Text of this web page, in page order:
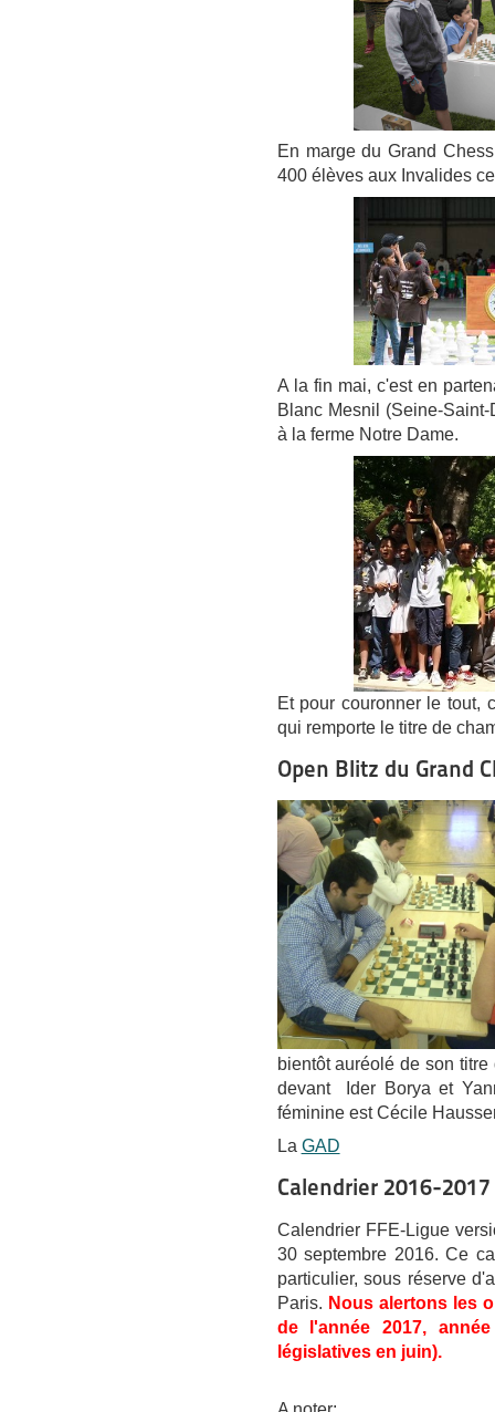
En marge du Grand
400 élèves aux Invalides
A la fin mai, c'est en
Blanc Mesnil (Seine-
à la ferme Notre Dame.
Et pour couronner le tout,
qui remporte le titre de
Open Blitz du Grand
bientôt auréolé de son
devant Ider Borya et
féminine est Cécile
La GAD
Calendrier 2016-2017
Calendrier FFE-Ligue
30 septembre 2016. Ce
particulier, sous réserve
Paris. Nous alertons les
de l'année 2017,
législatives en juin).